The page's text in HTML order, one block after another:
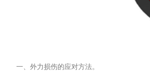
一、外力损伤的应对方法。